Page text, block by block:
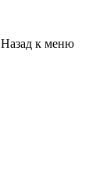
Назад к меню